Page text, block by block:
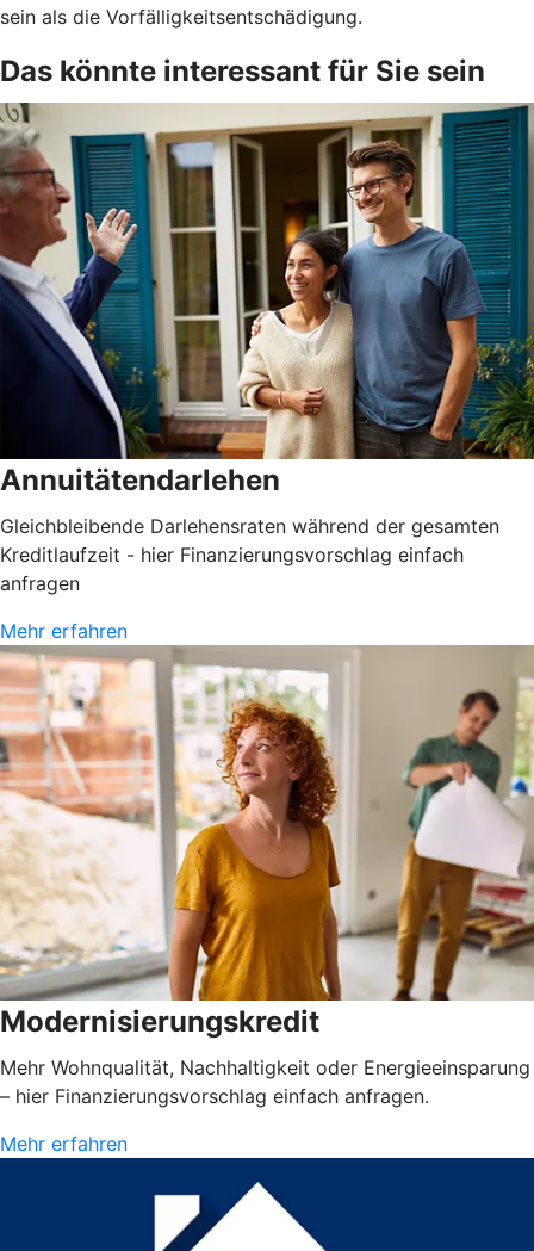
sein als die Vorfälligkeitsentschädigung.
Das könnte interessant für Sie sein
Annuitätendarlehen
Gleichbleibende Darlehensraten während der gesamten
Kreditlaufzeit - hier Finanzierungsvorschlag einfach
anfragen
Mehr erfahren
Modernisierungskredit
Mehr Wohnqualität, Nachhaltigkeit oder Energieeinsparung
– hier Finanzierungsvorschlag einfach anfragen.
Mehr erfahren